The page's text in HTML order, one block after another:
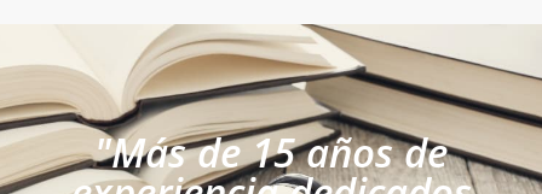
"Más de 15 años de